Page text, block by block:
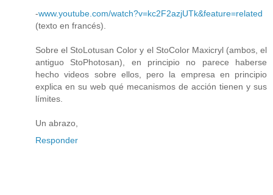
-www.youtube.com/watch?v=kc2F2azjUTk&feature=related
(texto en francés).
Sobre el StoLotusan Color y el StoColor Maxicryl (ambos, el
antiguo StoPhotosan), en principio no parece haberse
hecho videos sobre ellos, pero la empresa en principio
explica en su web qué mecanismos de acción tienen y sus
límites.
Un abrazo,
Responder